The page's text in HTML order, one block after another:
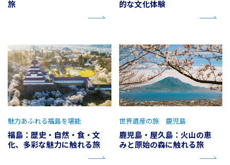
旅
的な文化体験
福島：歴史・自然・食・文
化、多彩な魅力に触れる旅
魅力あふれる福島を堪能
鹿児島・屋久島：火山の恵
みと原始の森に触れる旅
世界遺産の旅 鹿児島